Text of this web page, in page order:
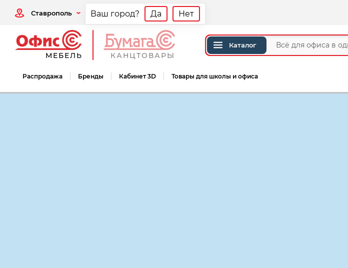
Ставрополь Ваш город? Да Нет
МЕБЕЛЬ КАНЦТОВАРЫ
Каталог
Распродажа Бренды Кабинет 3D Товары для школы и офиса